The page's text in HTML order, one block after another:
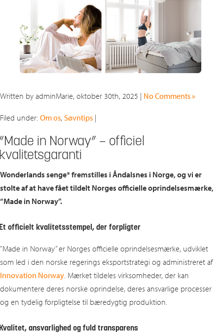
Written by adminMarie, oktober 30th, 2025 | No Comments »
Filed under: Om os, Søvntips |
in Norway” – officiel
Wonderlands senge* fremstilles i Åndalsnes i Norge, og vi er
stolte af at have fået tildelt Norges officielle oprindelsesmærke,
“Made in Norway”.
officielt kvalitetsstempel, der forpligter
”Made in Norway” er Norges officielle oprindelsesmærke, udviklet
som led i den norske regerings eksportstrategi og administreret af
Innovation Norway . Mærket tildeles virksomheder, der kan
dokumentere deres norske oprindelse, deres ansvarlige processer
og en tydelig forpligtelse til bæredygtig produktion.
ansvarlighed og fuld transparens